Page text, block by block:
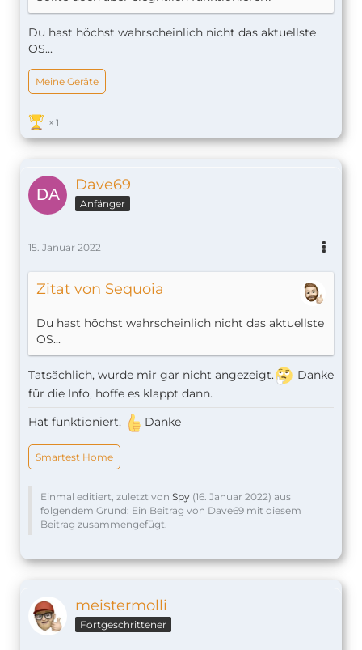
Du hast höchst wahrscheinlich nicht das aktuellste
OS...
Meine Geräte
1
Dave69
Anfänger
15. Januar 2022
Zitat von Sequoia
Du hast höchst wahrscheinlich nicht das aktuellste
OS...
Tatsächlich, wurde mir gar nicht angezeigt.
Danke
für die Info, hoffe es klappt dann.
Hat funktioniert,
Danke
Smartest Home
Einmal editiert, zuletzt von Spy (16. Januar 2022) aus
folgendem Grund: Ein Beitrag von Dave69 mit diesem
Beitrag zusammengefügt.
meistermolli
Fortgeschrittener